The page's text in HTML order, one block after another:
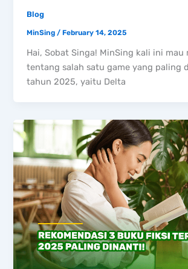
Blog
MinSing/February 14, 2025
Hai, Sobat Singa! MinSing kali ini mau
tentang salah satu game yang paling
tahun 2025, yaitu Delta